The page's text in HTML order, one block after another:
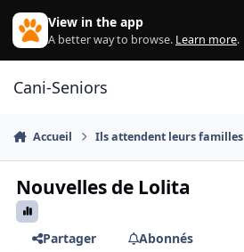
Aller au contenu
View in the app
A better way to browse. Learn more.
Cani-Seniors
Accueil Ils attendent leurs familles
Nouvelles de Lolita
Partager
Abonnés